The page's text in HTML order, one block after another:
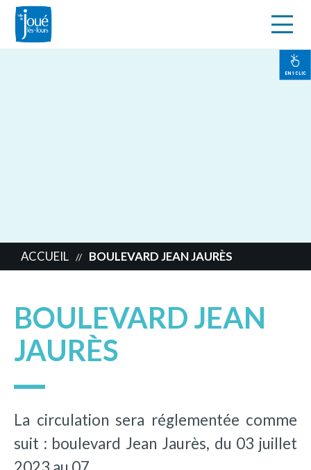
EN 1 CLIC
ACCUEIL // BOULEVARD JEAN JAURÈS
BOULEVARD JEAN
JAURÈS
La circulation sera réglementée comme
suit : boulevard Jean Jaurès, du 03 juillet